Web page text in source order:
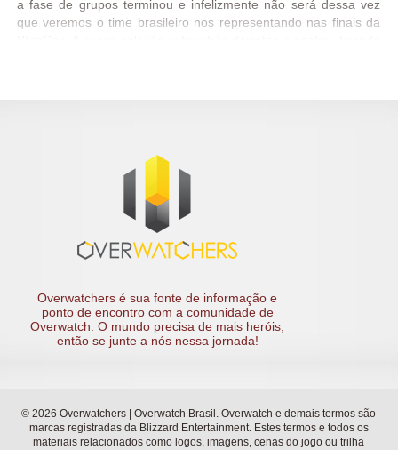
a fase de grupos terminou e infelizmente não será dessa vez
que veremos o time brasileiro nos representando nas finais da
Overwatchers é sua fonte de informação e
ponto de encontro com a comunidade de
Overwatch. O mundo precisa de mais heróis,
então se junte a nós nessa jornada!
© 2026 Overwatchers | Overwatch Brasil. Overwatch e demais termos são
marcas registradas da Blizzard Entertainment. Estes termos e todos os
materiais relacionados como logos, imagens, cenas do jogo ou trilha